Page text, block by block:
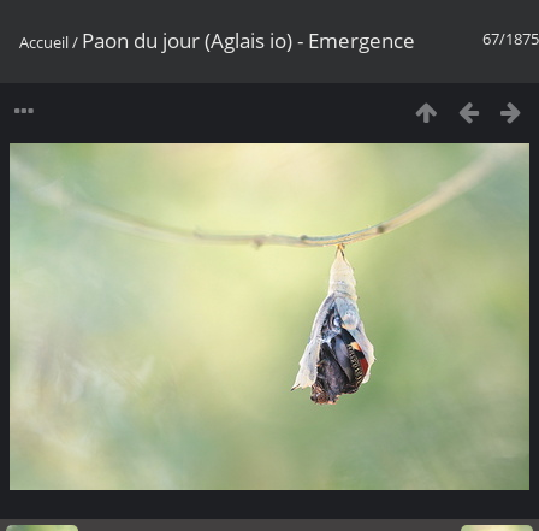
67/1875
Accueil/ Paon du jour (Aglais io) - Emergence